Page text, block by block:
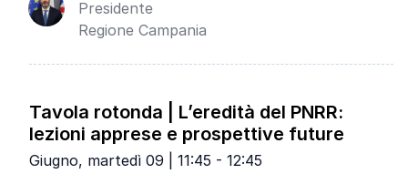
Presidente
Regione Campania
Tavola rotonda | L’eredità del PNRR:
lezioni apprese e prospettive future
Giugno, martedì 09 | 11:45 - 12:45